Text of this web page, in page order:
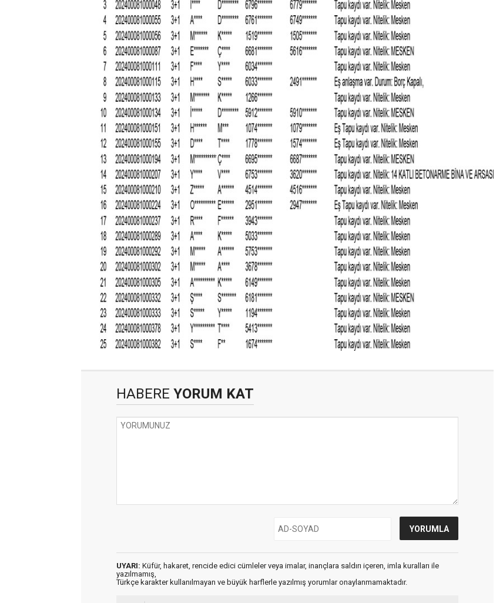
HABERE YORUM KAT
UYARI: Küfür, hakaret, rencide edici cümleler veya imalar, inançlara saldırı içeren, imla kuralları ile
yazılmamış,
Türkçe karakter kullanılmayan ve büyük harflerle yazılmış yorumlar onaylanmamaktadır.